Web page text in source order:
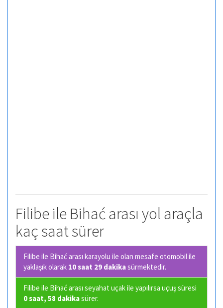
Filibe ile Bihać arası yol araçla
kaç saat sürer
Filibe ile Bihać arası karayolu ile olan mesafe otomobil ile
yaklaşık olarak 10 saat 29 dakikasürmektedir.
Filibe ile Bihać arası seyahat uçak ile yapılırsa uçuş süresi
0 saat, 58 dakikasürer.